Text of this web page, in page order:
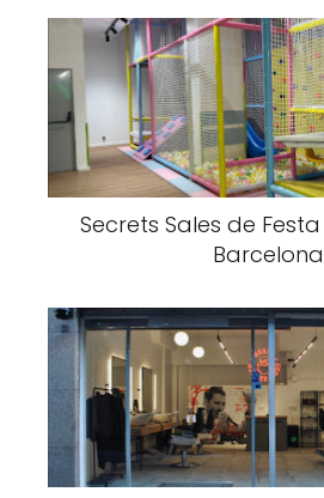
Secrets Sales de
Barcelona